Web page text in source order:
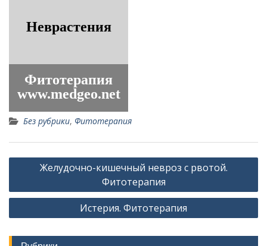
Без рубрики, Фитотерапия
Навигация
записям
Желудочно-кишечный невроз с рвотой.
Фитотерапия
Истерия. Фитотерапия